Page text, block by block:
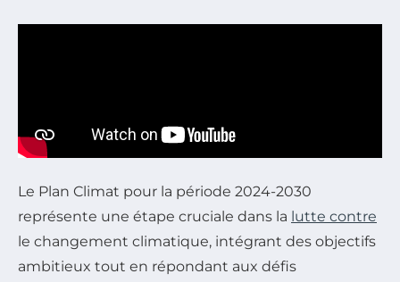
Le Plan Climat pour la période 2024-2030
représente une étape cruciale dans la lutte contre
le changement climatique, intégrant des objectifs
ambitieux tout en répondant aux défis